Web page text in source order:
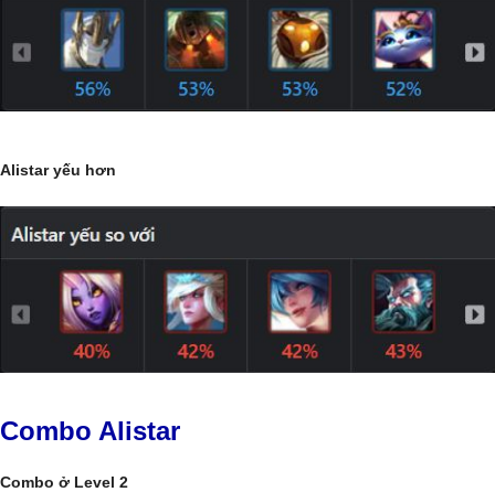
Alistar yếu hơn
Combo Alistar
Combo ở Level 2